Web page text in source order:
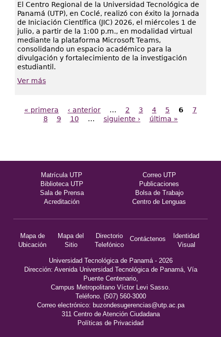
El Centro Regional de la Universidad Tecnológica de
Panamá (UTP), en Coclé, realizó con éxito la Jornada
de Iniciación Científica (JIC) 2026, el miércoles 1 de
julio, a partir de la 1:00 p.m., en modalidad virtual
mediante la plataforma Microsoft Teams,
consolidando un espacio académico para la
divulgación y fortalecimiento de la investigación
estudiantil.
Ver más
Páginas
« primera ‹ anterior … 2 3 4 5 6
7
8
9 10 … siguiente › última »
Matrícula UTP
Correo UTP
Biblioteca UTP
Publicaciones
Sala de Prensa
Bolsa de Trabajo
Acreditación
Centro de Lenguas
Mapa de
Ubicación
Mapa del
Sitio
Directorio
Telefónico
Contáctenos
Identidad
Visual
Universidad Tecnológica de Panamá - 2026
Dirección: Avenida Universidad Tecnológica de Panamá, Vía
Puente Centenario,
Campus Metropolitano Víctor Levi Sasso.
Teléfono. (507) 560-3000
Correo electrónico: buzondesugerencias@utp.ac.pa
311 Centro de Atención Ciudadana
Políticas de Privacidad